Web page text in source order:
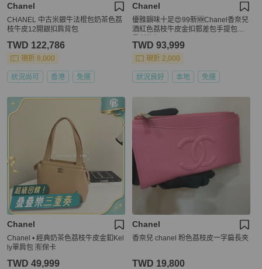
Chanel
CHANEL 中古米銀牛法棍包奶茶色荔
枝牛皮12開銀扣肩背包
TWD 122,786
現折 8,000
狀況尚可 香港 免運
Chanel
優雅韻味十足😍99新🆕Chanel香奈兒
酒紅色荔枝牛皮金扣郵差包手提包單
TWD 93,999
現折 2,000
狀況良好 本地 免運
Chanel
Chanel • 經典奶茶色荔枝牛皮金釦Kel
ly單肩包 🈶保卡
TWD 49,999
Chanel
香奈兒 chanel 粉色荔枝皮一字扁長夾
TWD 19,800